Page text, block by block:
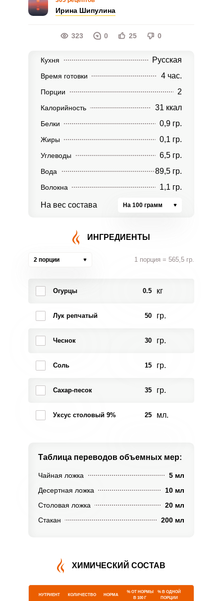
Ирина Шипулина
323 0 25 0
Кухня Русская
Время готовки 4 час.
Порции 2
Калорийность 31 ккал
Белки 0,9 гр.
Жиры 0,1 гр.
Углеводы 6,5 гр.
Вода 89,5 гр.
Волокна 1,1 гр.
На вес состава На 100 грамм
ИНГРЕДИЕНТЫ
2 порции 1 порция = 565,5 гр.
Огурцы 0.5 кг
Лук репчатый 50 гр.
Чеснок 30 гр.
Соль 15 гр.
Сахар-песок 35 гр.
Уксус столовый 9% 25 мл.
Таблица переводов объемных мер:
Чайная ложка
5 мл
Десертная ложка
10 мл
Столовая ложка
20 мл
Стакан
200 мл
ХИМИЧЕСКИЙ СОСТАВ
НУТРИЕНТ КОЛИЧЕСТВО НОРМА
% ОТ НОРМЫ
В 100 Г
% В ОДНОЙ
ПОРЦИИ